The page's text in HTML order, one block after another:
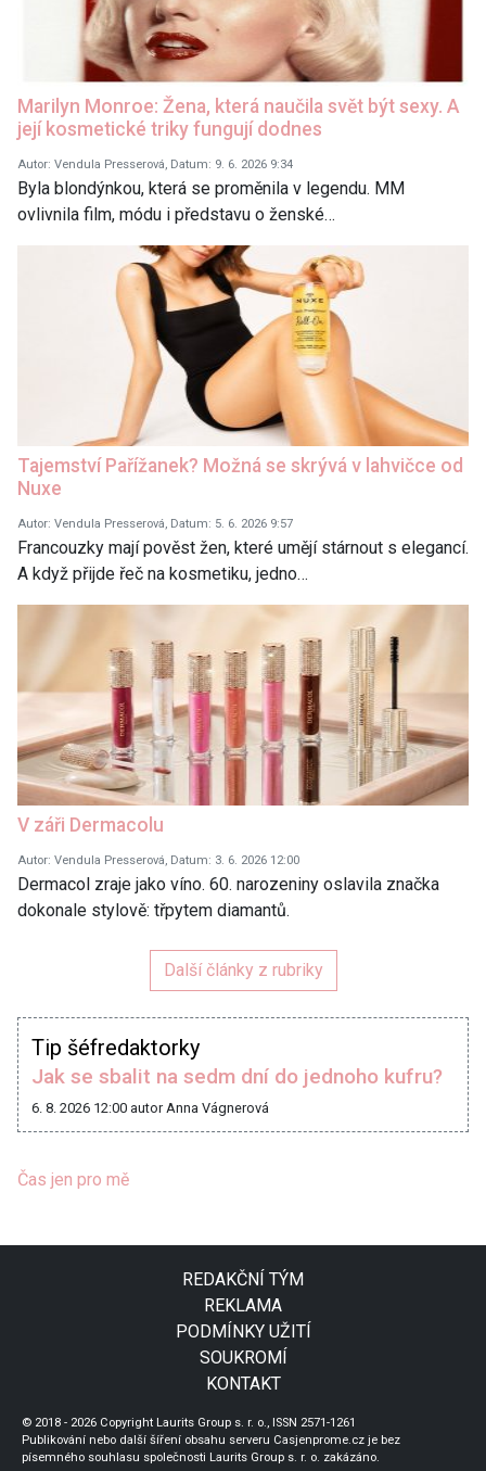
Marilyn Monroe: Žena, která naučila svět být sexy. A
její kosmetické triky fungují dodnes
Autor: Vendula Presserová, Datum: 9. 6. 2026 9:34
Byla blondýnkou, která se proměnila v legendu. MM
ovlivnila film, módu i představu o ženské…
Tajemství Pařížanek? Možná se skrývá v lahvičce od
Nuxe
Autor: Vendula Presserová, Datum: 5. 6. 2026 9:57
Francouzky mají pověst žen, které umějí stárnout s elegancí.
A když přijde řeč na kosmetiku, jedno…
V záři Dermacolu
Autor: Vendula Presserová, Datum: 3. 6. 2026 12:00
Dermacol zraje jako víno. 60. narozeniny oslavila značka
dokonale stylově: třpytem diamantů.
Další články z rubriky
Tip šéfredaktorky
Jak se sbalit na sedm dní do jednoho kufru?
6. 8. 2026 12:00 autor Anna Vágnerová
Čas jen pro mě
REDAKČNÍ TÝM
REKLAMA
PODMÍNKY UŽITÍ
SOUKROMÍ
KONTAKT
© 2018 - 2026 Copyright Laurits Group s. r. o., ISSN 2571-1261
Publikování nebo další šíření obsahu serveru Casjenprome.cz je bez
písemného souhlasu společnosti Laurits Group s. r. o. zakázáno.